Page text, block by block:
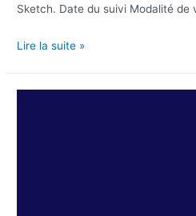
Sketch. Date du suivi Modalité de
Lire la suite »